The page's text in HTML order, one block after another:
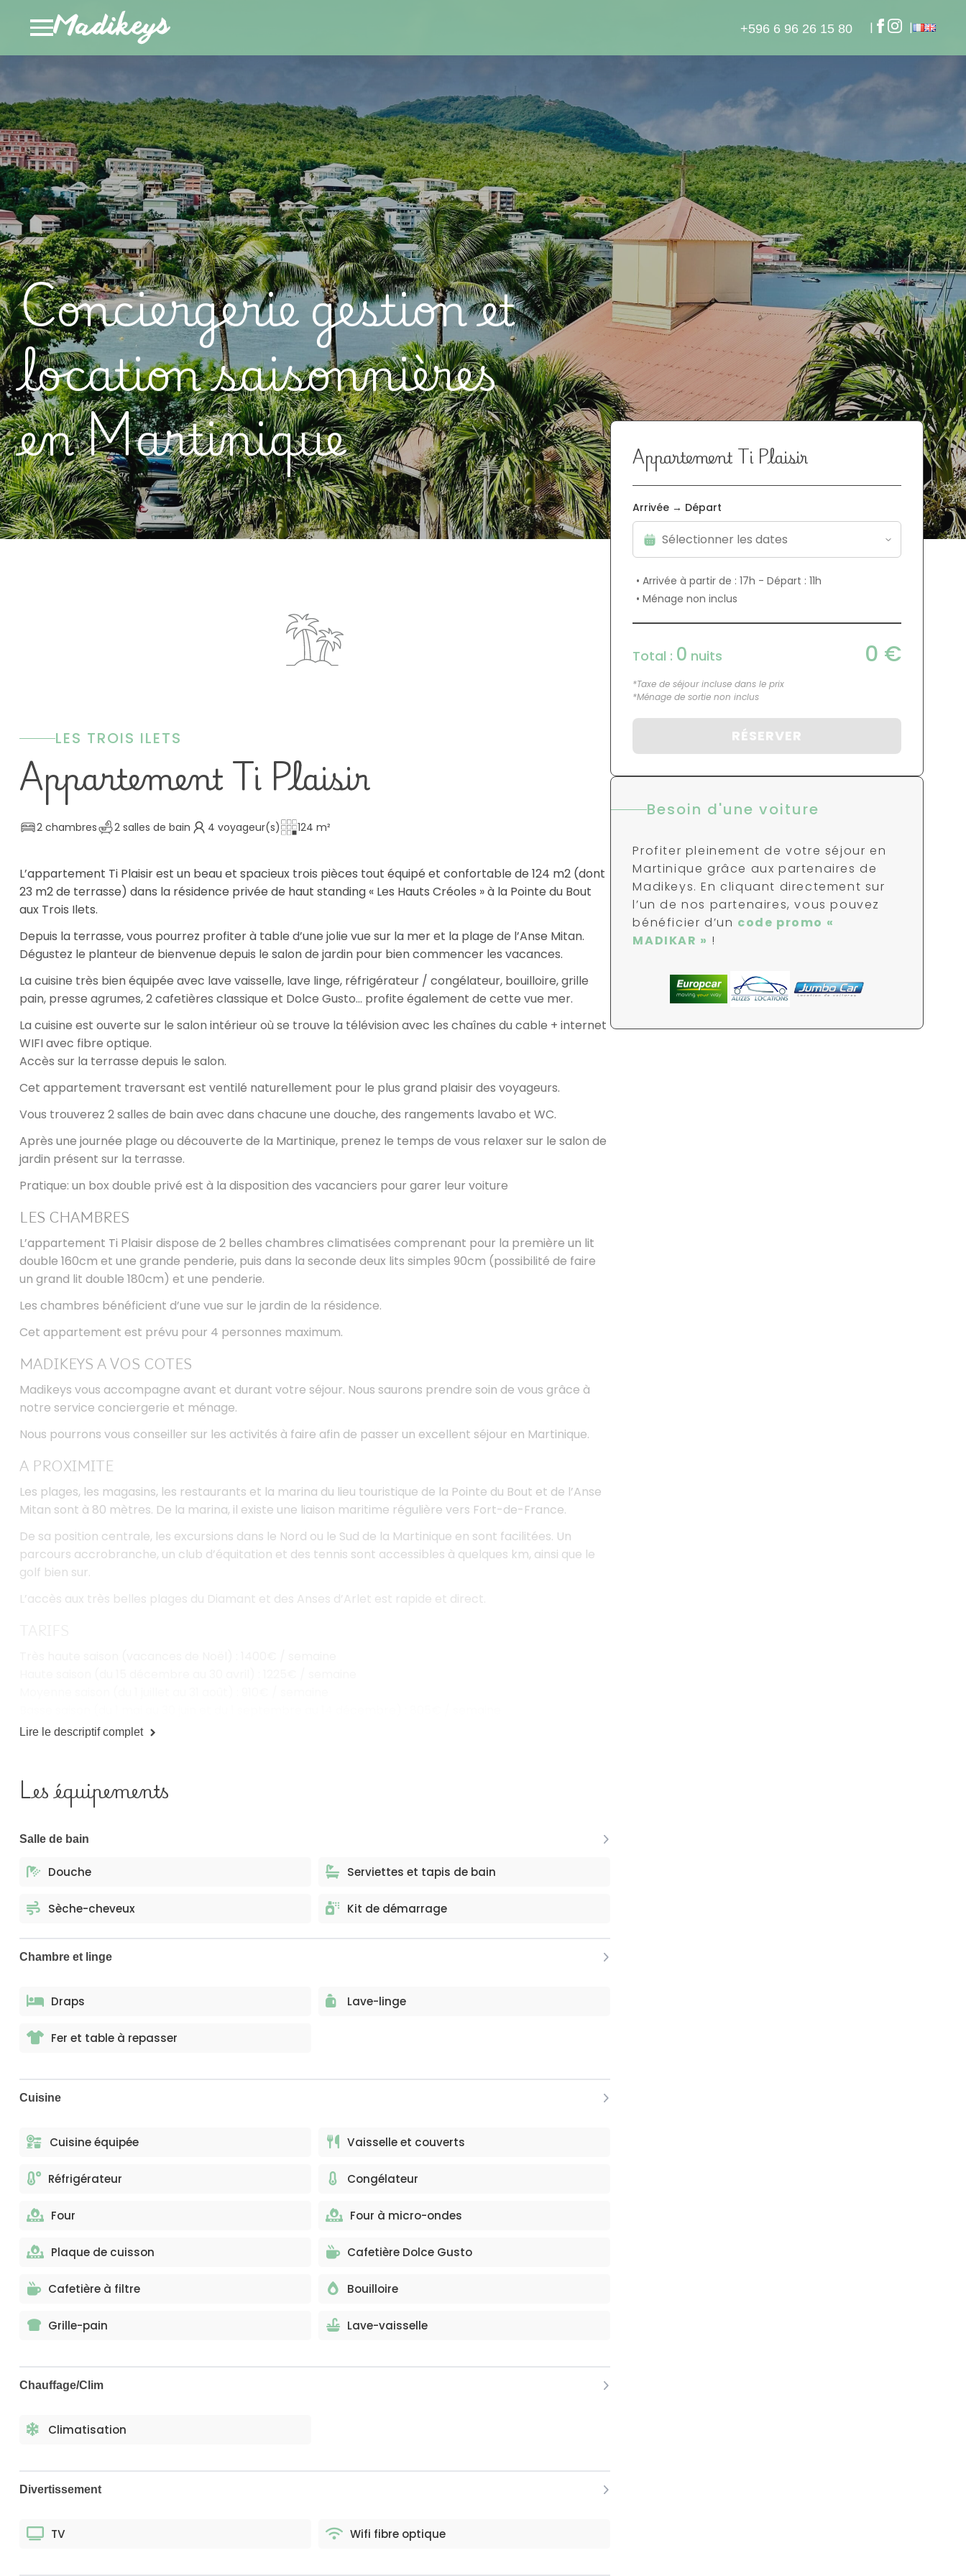
+596 6 96 26 15 80
Conciergerie gestion et
location saisonnières
enMartinique
LES TROIS ILETS
Appartement Ti Plaisir
2 chambres 2 salles de bain 4 voyageur(s) 124 m²
L’appartement Ti Plaisir est un beau et spacieux trois pièces tout équipé et confortable de 124 m2 (dont
23 m2 de terrasse) dans la résidence privée de haut standing « Les Hauts Créoles » à la Pointe du Bout
aux Trois Ilets.
Depuis la terrasse, vous pourrez profiter à table d’une jolie vue sur la mer et la plage de l’Anse Mitan.
Dégustez le planteur de bienvenue depuis le salon de jardin pour bien commencer les vacances.
La cuisine très bien équipée avec lave vaisselle, lave linge, réfrigérateur / congélateur, bouilloire, grille
pain, presse agrumes, 2 cafetières classique et Dolce Gusto… profite également de cette vue mer.
La cuisine est ouverte sur le salon intérieur où se trouve la télévision avec les chaînes du cable + internet
WIFI avec fibre optique.
Accès sur la terrasse depuis le salon.
Cet appartement traversant est ventilé naturellement pour le plus grand plaisir des voyageurs.
Vous trouverez 2 salles de bain avec dans chacune une douche, des rangements lavabo et WC.
Après une journée plage ou découverte de la Martinique, prenez le temps de vous relaxer sur le salon de
jardin présent sur la terrasse.
Pratique: un box double privé est à la disposition des vacanciers pour garer leur voiture
LES CHAMBRES
L’appartement Ti Plaisir dispose de 2 belles chambres climatisées comprenant pour la première un lit
double 160cm et une grande penderie, puis dans la seconde deux lits simples 90cm (possibilité de faire
un grand lit double 180cm) et une penderie.
Les chambres bénéficient d’une vue sur le jardin de la résidence.
Cet appartement est prévu pour 4 personnes maximum.
MADIKEYS A VOS COTES
Madikeys vous accompagne avant et durant votre séjour. Nous saurons prendre soin de vous grâce à
notre service conciergerie et ménage.
Nous pourrons vous conseiller sur les activités à faire afin de passer un excellent séjour en Martinique.
A PROXIMITE
Les plages, les magasins, les restaurants et la marina du lieu touristique de la Pointe du Bout et de l’Anse
Mitan sont à 80 mètres. De la marina, il existe une liaison maritime régulière vers Fort-de-France.
De sa position centrale, les excursions dans le Nord ou le Sud de la Martinique en sont facilitées. Un
parcours accrobranche, un club d’équitation et des tennis sont accessibles à quelques km, ainsi que le
golf bien sur.
L’accès aux très belles plages du Diamant et des Anses d’Arlet est rapide et direct.
Lire le descriptif complet
Les équipements
Salle de bain
Douche Serviettes et tapis de bain
Sèche-cheveux Kit de démarrage
Chambre et linge
Draps Lave-linge
Fer et table à repasser
Cuisine
Cuisine équipée Vaisselle et couverts
Réfrigérateur Congélateur
Four Four à micro-ondes
Plaque de cuisson Cafetière Dolce Gusto
Cafetière à filtre Bouilloire
Grille-pain Lave-vaisselle
Chauffage/Clim
Climatisation
Divertissement
TV Wifi fibre optique
Appartement Ti Plaisir
Arrivée → Départ
• Arrivée à partir de : 17h - Départ : 11h
• Ménage non inclus
Total : 0 nuits 0 €
*Taxe de séjour incluse dans le prix
*Ménage de sortie non inclus
RÉSERVER
Besoin d'une voiture
Profiter pleinement de votre séjour en
Martinique grâce aux partenaires de
Madikeys. En cliquant directement sur
l’un de nos partenaires, vous pouvez
bénéficier d’un code promo «
MADIKAR » !